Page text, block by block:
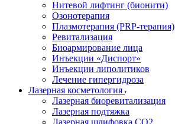
Нитевой лифтинг (бионити)
Озонотерапия
Плазмотерапия (PRP-терапия)
Ревитализация
Биоармирование лица
Инъекции «Диспорт»
Инъекции липолитиков
Лечение гипергидроза
Лазерная косметология
Лазерная биоревитализация
Лазерная подтяжка
Лазерная шлифовка CO2